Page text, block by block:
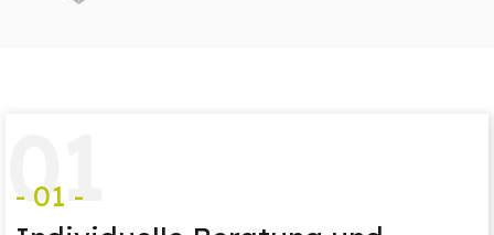
01
- 01 -